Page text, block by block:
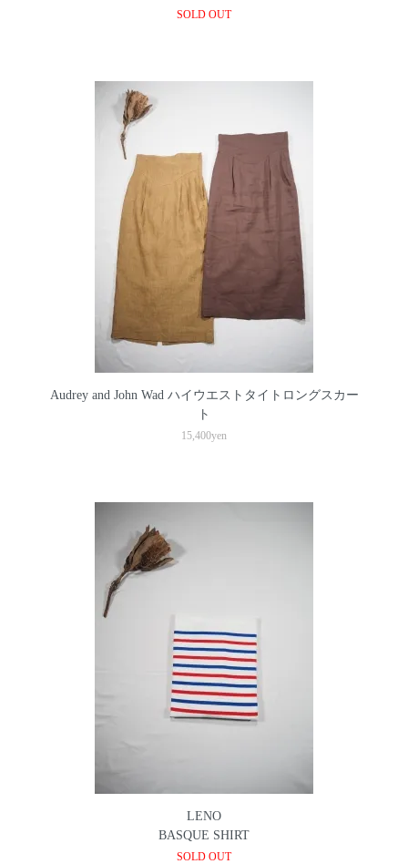
SOLD OUT
Audrey and John Wad ハイウエストタイトロングスカー
ト
15,400yen
LENO
BASQUE SHIRT
SOLD OUT